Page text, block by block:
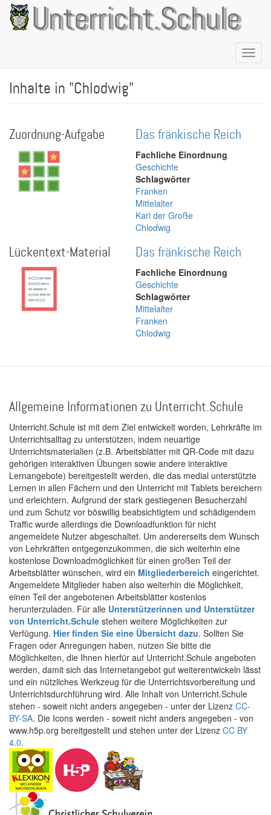
Direkt
zum
Inhalt
Unterricht.Schule
Inhalte in "Chlodwig"
Zuordnung-Aufgabe Das fränkische Reich
Fachliche Einordnung
Geschichte
Schlagwörter
Franken
Mittelalter
Karl der Große
Chlodwig
Lückentext-Material Das fränkische Reich
Fachliche Einordnung
Geschichte
Schlagwörter
Mittelalter
Franken
Chlodwig
Allgemeine Informationen zu Unterricht.Schule
Unterricht.Schule ist mit dem Ziel entwickelt worden, Lehrkräfte im
Unterrichtsalltag zu unterstützen, indem neuartige
Unterrichtsmaterialien (z.B. Arbeitsblätter mit QR-Code mit dazu
gehörigen interaktiven Übungen sowie andere interaktive
Lernangebote) bereitgestellt werden, die das medial unterstützte
Lernen in allen Fächern und den Unterricht mit Tablets bereichern
und erleichtern. Aufgrund der stark gestiegenen Besucherzahl
und zum Schutz vor böswillig beabsichtigtem und schädigendem
Traffic wurde allerdings die Downloadfunktion für nicht
angemeldete Nutzer abgeschaltet. Um andererseits dem Wunsch
von Lehrkräften entgegenzukommen, die sich weiterhin eine
kostenlose Downloadmöglichkeit für einen großen Teil der
Arbeitsblätter wünschen, wird ein Mitgliederbereich eingerichtet.
Angemeldete Mitglieder haben also weiterhin die Möglichkeit,
einen Teil der angebotenen Arbeitsblätter kostenlos
herunterzuladen. Für alle Unterstützerinnen und Unterstützer
von Unterricht.Schule stehen weitere Möglichkeiten zur
Verfügung. Hier finden Sie eine Übersicht dazu. Sollten Sie
Fragen oder Anregungen haben, nutzen Sie bitte die
Möglichkeiten, die Ihnen hierfür auf Unterricht.Schule angeboten
werden, damit sich das Internetangebot gut weiterentwickeln lässt
und ein nützliches Werkzeug für die Unterrichtsvorbereitung und
Unterrichtsdurchführung wird. Alle Inhalt von Unterricht.Schule
stehen - soweit nicht anders angegeben - unter der Lizenz CC-
BY-SA. Die Icons werden - soweit nicht anders angegeben - von
www.h5p.org bereitgestellt und stehen unter der Lizenz CC BY
4.0.